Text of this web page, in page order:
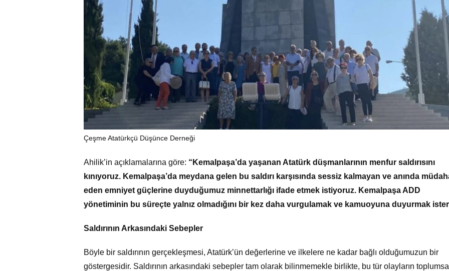
Çeşme Atatürkçü Düşünce Derneği
Ahilik’in açıklamalarına göre: “Kemalpaşa’da yaşanan Atatürk düşmanlarının menfur saldırısını
kınıyoruz. Kemalpaşa’da meydana gelen bu saldırı karşısında sessiz kalmayan ve anında
eden emniyet güçlerine duyduğumuz minnettarlığı ifade etmek istiyoruz. Kemalpaşa ADD
yönetiminin bu süreçte yalnız olmadığını bir kez daha vurgulamak ve kamuoyuna duyurmak
Saldırının Arkasındaki Sebepler
Böyle bir saldırının gerçekleşmesi, Atatürk’ün değerlerine ve ilkelere ne kadar bağlı olduğumuzun bir
göstergesidir. Saldırının arkasındaki sebepler tam olarak bilinmemekle birlikte, bu tür olayların